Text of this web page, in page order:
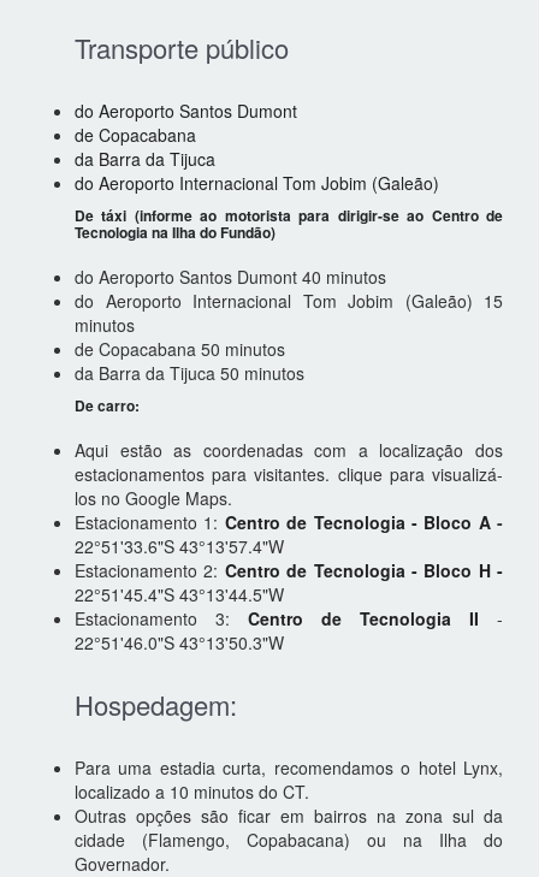
Transporte público
do Aeroporto Santos Dumont
de Copacabana
da Barra da Tijuca
do Aeroporto Internacional Tom Jobim (Galeão)
De táxi (informe ao motorista para dirigir-se ao Centro de
Tecnologia na Ilha do Fundão)
do Aeroporto Santos Dumont 40 minutos
do Aeroporto Internacional Tom Jobim (Galeão) 15
minutos
de Copacabana 50 minutos
da Barra da Tijuca 50 minutos
De carro:
Aqui estão as coordenadas com a localização dos
estacionamentos para visitantes. clique para visualizá-
los no Google Maps.
Estacionamento 1: Centro de Tecnologia - Bloco A-
22°51'33.6"S 43°13'57.4"W
Estacionamento 2: Centro de Tecnologia - Bloco H -
22°51'45.4"S 43°13'44.5"W
Estacionamento 3: Centro de Tecnologia II
-
22°51'46.0"S 43°13'50.3"W
Hospedagem:
Para uma estadia curta, recomendamos o hotel Lynx,
localizado a 10 minutos do CT.
Outras opções são ficar em bairros na zona sul da
cidade (Flamengo, Copabacana) ou na Ilha do
Governador.